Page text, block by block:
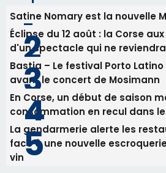
31/07/2026 08:22
82ème anniversaire de la
Commandant Antoine de
Les plus lus
Satine Nomary est la nouvelle
Éclipse du 12 août : la Corse
d'un spectacle qui ne reviendra